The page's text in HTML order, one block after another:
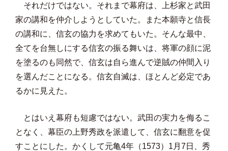
それだけではない。それまで幕府は、上杉家と武田
家の講和を仲介しようとしていた。また本願寺と信長
の講和に、信玄の協力を求めてもいた。そんな最中、
全てを台無しにする信玄の振る舞いは、将軍の顔に泥
を塗るのも同然で、信玄は自ら進んで逆賊の仲間入り
を選んだことになる。信玄自滅は、ほとんど必定であ
るかに見えた。
とはいえ幕府も短慮ではない。武田の実力を侮るこ
となく、幕臣の上野秀政を派遣して、信玄に翻意を促
すことにした。かくして元亀4年（1573）1月7日、秀